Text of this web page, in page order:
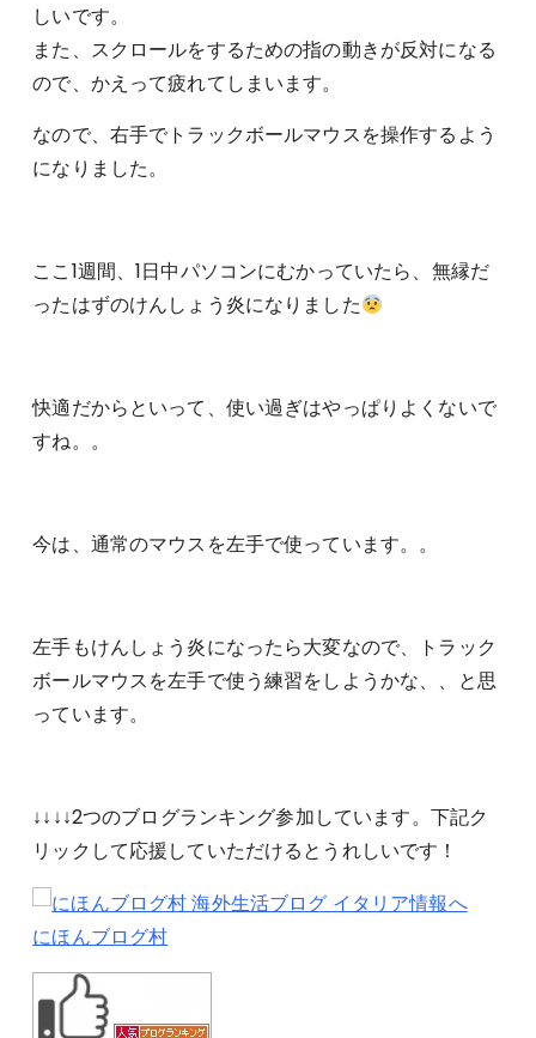
しいです。
また、スクロールをするための指の動きが反対になる
ので、かえって疲れてしまいます。
なので、右手でトラックボールマウスを操作するよう
になりました。
ここ1週間、1日中パソコンにむかっていたら、無縁だ
ったはずのけんしょう炎になりました
快適だからといって、使い過ぎはやっぱりよくないで
すね。。
今は、通常のマウスを左手で使っています。。
左手もけんしょう炎になったら大変なので、トラック
ボールマウスを左手で使う練習をしようかな、、と思
っています。
↓↓↓↓2つのブログランキング参加しています。下記ク
リックして応援していただけるとうれしいです！
にほんブログ村